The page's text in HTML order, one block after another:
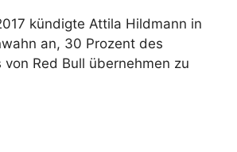
kündigte Attila Hildmann in
an, 30 Prozent des
Red Bull übernehmen zu